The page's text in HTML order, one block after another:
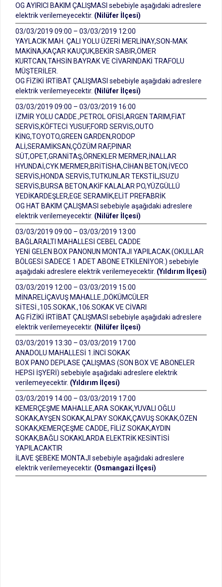
OG AYIRICI BAKIM ÇALIŞMASI sebebiyle aşağıdaki adreslere
elektrik verilemeyecektir. (Nilüfer İlçesi)
03/03/2019 09:00 – 03/03/2019 12:00
YAYLACIK MAH. ÇALI YOLU ÜZERİ MERLİNAY,SON-MAK
MAKİNA,KAÇAR KAUÇUK,BEKİR SABIR,ÖMER
KURTCAN,TAHSİN BAYRAK VE CİVARINDAKİ TRAFOLU
MÜŞTERİLER.
OG FİZİKİ İRTİBAT ÇALIŞMASI sebebiyle aşağıdaki adreslere
elektrik verilemeyecektir. (Nilüfer İlçesi)
03/03/2019 09:00 – 03/03/2019 16:00
İZMİR YOLU CADDE.,PETROL OFİSİ,ARGEN TARIM,FİAT
SERVİS,KÖFTECİ YUSUF,FORD SERVİS,OUTO
KİNG,TOYOTO,GREEN GARDEN,RODOP
ALİ,SERAMİKSAN,ÇÖZÜM RAF,PINAR
SÜT,OPET,GRANİTAŞ,ÖRNEKLER MERMER,İNALLAR
HYUNDAİ,CYK MERMER,BRİTİSHA,CİHAN BETON,İVECO
SERVİS,HONDA SERVİS,TUTKUNLAR TEKSTİL,ISUZU
SERVİS,BURSA BETON,AKİF KALALAR PO,YÜZGÜLLÜ
YEDİKARDEŞLER,EGE SERAMİK,ELİT PREFABRİK
OG HAT BAKIM ÇALIŞMASI sebebiyle aşağıdaki adreslere
elektrik verilemeyecektir. (Nilüfer İlçesi)
03/03/2019 09:00 – 03/03/2019 13:00
BAĞLARALTI MAHALLESİ CEBEL CADDE
YENİ GELEN BOX PANONUN MONTAJI YAPILACAK.(OKULLAR
BÖLGESİ SADECE 1 ADET ABONE ETKİLENİYOR.) sebebiyle
aşağıdaki adreslere elektrik verilemeyecektir. (Yıldırım İlçesi)
03/03/2019 12:00 – 03/03/2019 15:00
MİNARELİÇAVUŞ MAHALLE.,DÖKÜMCÜLER
SİTESİ.,105.SOKAK.,106.SOKAK VE CİVARI
AG FİZİKİ İRTİBAT ÇALIŞMASI sebebiyle aşağıdaki adreslere
elektrik verilemeyecektir. (Nilüfer İlçesi)
03/03/2019 13:30 – 03/03/2019 17:00
ANADOLU MAHALLESİ 1.İNCİ SOKAK
BOX PANO DEPLASE ÇALIŞMAS (SON BOX VE ABONELER
HEPSİ İŞYERİ) sebebiyle aşağıdaki adreslere elektrik
verilemeyecektir. (Yıldırım İlçesi)
03/03/2019 14:00 – 03/03/2019 17:00
KEMERÇEŞME MAHALLE,ARA SOKAK,YUVALI OĞLU
SOKAK,AYŞEN SOKAK,ALPAY SOKAK,ÇAVUŞ SOKAK,ÖZEN
SOKAK,KEMERÇEŞME CADDE, FİLİZ SOKAK,AYDIN
SOKAK,BAĞLI SOKAKLARDA ELEKTRİK KESİNTİSİ
YAPILACAKTIR
İLAVE ŞEBEKE MONTAJI sebebiyle aşağıdaki adreslere
elektrik verilemeyecektir. (Osmangazi İlçesi)